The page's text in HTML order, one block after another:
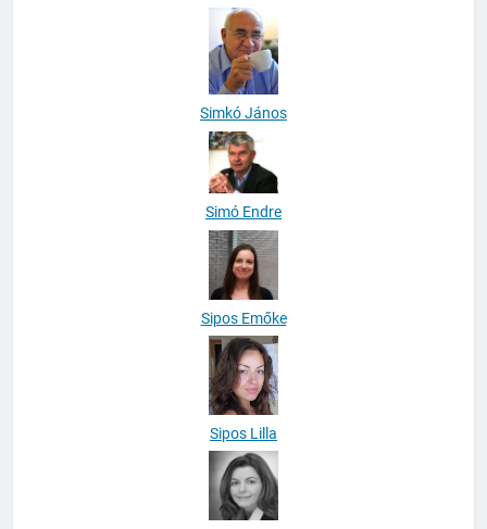
Simkó János
Simó Endre
Sipos Emőke
Sipos Lilla